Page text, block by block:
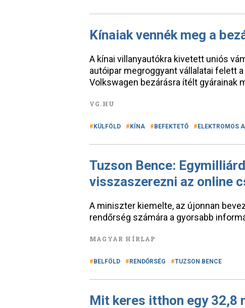
Kínaiak vennék meg a
A kínai villanyautókra kivetett uniós
autóipar megroggyant vállalatai felett
Volkswagen bezárásra ítélt gyárainak
VG.HU
KÜLFÖLD KÍNA BEFEKTETŐ ELEKTROMOS
Tuzson Bence:
visszaszerezni az online
A miniszter kiemelte, az újonnan
rendőrség számára a gyorsabb
MAGYAR HÍRLAP
BELFÖLD RENDŐRSÉG TUZSON BENCE
Mit keres itthon egy 32,8